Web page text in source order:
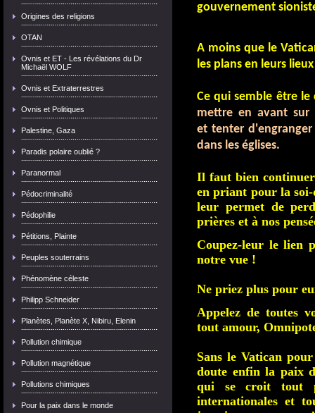
Origines des religions
OTAN
Ovnis et ET - Les révélations du Dr
Michaël WOLF
Ovnis et Extraterrestres
Ovnis et Politiques
Palestine, Gaza
Paradis polaire oublié ?
Paranormal
Pédocriminalité
Pédophilie
Pétitions, Plainte
Peuples souterrains
Phénomène céleste
Philipp Schneider
Planètes, Planète X, Nibiru, Elenin
Pollution chimique
Pollution magnétique
Pollutions chimiques
Pour la paix dans le monde
gouvernement
A moins que le
les plans en leurs
Ce qui semble être
mettre en avant sur
et tenter d'engranger
dans les églises.
Il faut bien
en priant pour la soi-
leur permet de
prières et à nos
Coupez-leur le lien
notre vue !
Ne priez plus pour
Appelez de toutes
tout amour,
Sans le Vatican
doute enfin la paix
qui se croit tout
internationales et